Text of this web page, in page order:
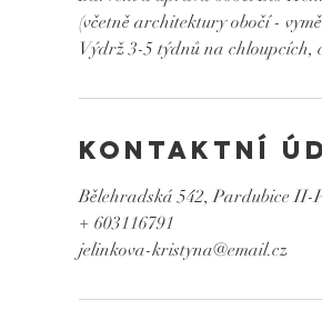
(včetně architektury obočí -
Výdrž 3-5 týdnů na chloupcích,
Kontaktní
Bělehradská 542, Pardubice II-
+ 603116791
jelinkova-kristyna@email.cz